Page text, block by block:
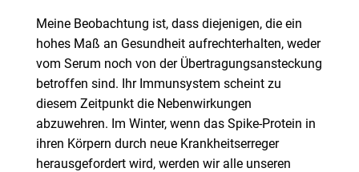
Meine Beobachtung ist, dass diejenigen, die ein
hohes Maß an Gesundheit aufrechterhalten, weder
vom Serum noch von der Übertragungsansteckung
betroffen sind. Ihr Immunsystem scheint zu
diesem Zeitpunkt die Nebenwirkungen
abzuwehren. Im Winter, wenn das Spike-Protein in
ihren Körpern durch neue Krankheitserreger
herausgefordert wird, werden wir alle unseren